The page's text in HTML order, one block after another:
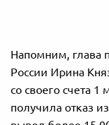
Напомним, глава
России Ирина
со своего счета
получила отказ